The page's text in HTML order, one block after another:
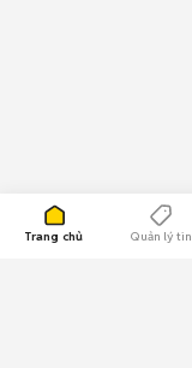
Trang chủ Quản lý tin